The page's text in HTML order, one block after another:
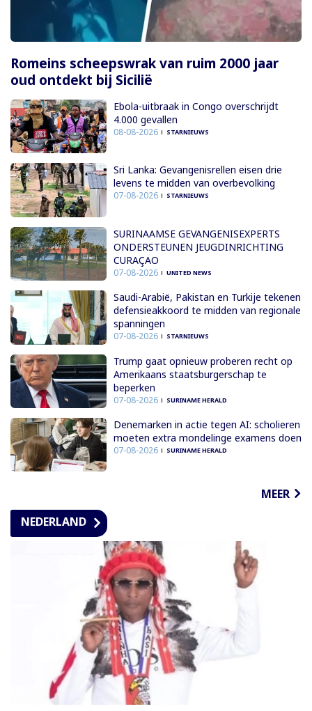
Romeins scheepswrak van ruim 2000 jaar
oud ontdekt bij Sicilië
Ebola-uitbraak in Congo overschrijdt
4.000 gevallen
08-08-2026 STARNIEUWS
Sri Lanka: Gevangenisrellen eisen drie
levens te midden van overbevolking
07-08-2026 STARNIEUWS
SURINAAMSE GEVANGENISEXPERTS
ONDERSTEUNEN JEUGDINRICHTING
CURAÇAO
07-08-2026 UNITED NEWS
Saudi-Arabië, Pakistan en Turkije tekenen
defensieakkoord te midden van regionale
spanningen
07-08-2026 STARNIEUWS
Trump gaat opnieuw proberen recht op
Amerikaans staatsburgerschap te
beperken
07-08-2026 SURINAME HERALD
Denemarken in actie tegen AI: scholieren
moeten extra mondelinge examens doen
07-08-2026 SURINAME HERALD
MEER
NEDERLAND